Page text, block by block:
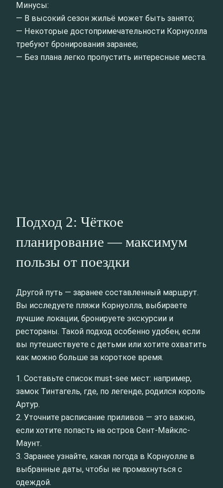
Минусы:
— В высокий сезон жильё может быть занято;
— Некоторые достопримечательности Корнуолла
требуют бронирования заранее;
— Без плана легко пропустить интересные места.
Подход 2: Чёткое
планирование — максимум
пользы от поездки
Другой путь — заранее составленный маршрут.
Вы исследуете пляжи Корнуолла, выбираете
лучшие локации, бронируете экскурсии и
рестораны. Такой подход особенно удобен, если
вы путешествуете с детьми или хотите охватить
как можно больше за короткое время.
1. Составьте список must-see мест: например,
замок Тинтагель, где, по легенде, родился король
Артур.
2. Уточните расписание приливов — это важно,
если хотите попасть на остров Сент-Майклс-
Маунт.
3. Заранее узнайте, какая погода в Корнуолле в
выбранные даты, чтобы не промахнуться с
одеждой.